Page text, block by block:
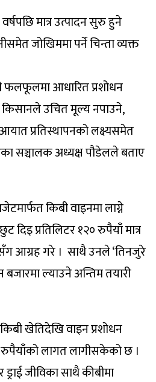
मात्र उत्पादन सुरु हुने
जोखिममा पर्ने चिन्ता व्यक्त
फलफूलमा आधारित प्रशोधन
किसानले उचित मूल्य नपाउने,
प्रतिस्थापनको लक्ष्यसमेत
सञ्चालक अध्यक्ष पौडेलले बताए
किबी वाइनमा लाग्ने
दिइ प्रतिलिटर १२० रुपैयाँ मात्र
आग्रह गरे । साथै उनले ‘तिनजुरे
बजारमा ल्याउने अन्तिम तयारी
खेतिदेखि वाइन प्रशोधन
रुपैयाँको लागत लागीसकेको छ ।
ड्राई जीविका साथै कीबीमा